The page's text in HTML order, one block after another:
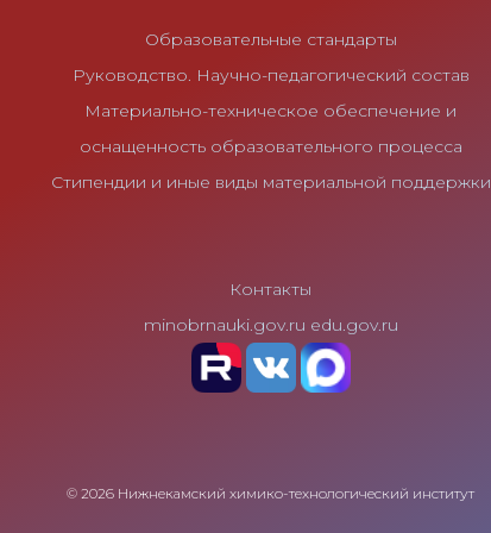
Образовательные стандарты
Руководство. Научно-педагогический состав
Материально-техническое обеспечение и
оснащенность образовательного процесса
Стипендии и иные виды материальной поддержки
Контакты
minobrnauki.gov.ru edu.gov.ru
© 2026 Нижнекамский химико-технологический институт